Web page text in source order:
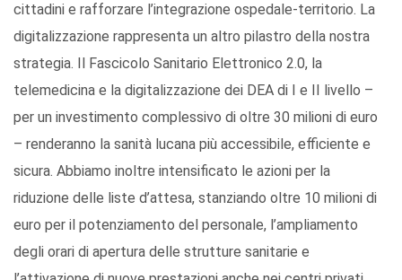
cittadini e rafforzare l’integrazione ospedale-territorio. La
digitalizzazione rappresenta un altro pilastro della nostra
strategia. Il Fascicolo Sanitario Elettronico 2.0, la
telemedicina e la digitalizzazione dei DEA di I e II livello –
per un investimento complessivo di oltre 30 milioni di euro
– renderanno la sanità lucana più accessibile, efficiente e
sicura. Abbiamo inoltre intensificato le azioni per la
riduzione delle liste d’attesa, stanziando oltre 10 milioni di
euro per il potenziamento del personale, l’ampliamento
degli orari di apertura delle strutture sanitarie e